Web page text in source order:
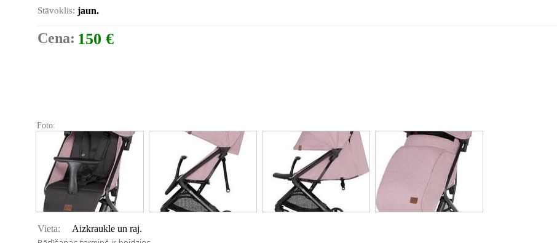
Stāvoklis: jaun.
Cena: 150 €
Foto:
Vieta: Aizkraukle un raj.